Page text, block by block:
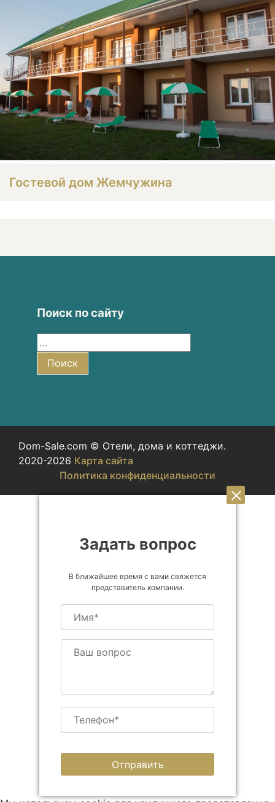
Гостевой дом Жемчужина
Поиск по сайту
Поиск
Dom-Sale.com © Отели, дома и коттеджи.
2020-2026 Карта сайта
Политика конфиденциальности
Задать вопрос
В ближайшее время с вами свяжется
представитель компании.